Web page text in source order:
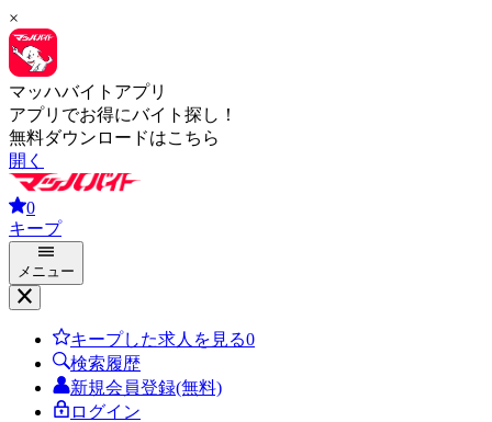
×
マッハバイトアプリ
アプリでお得にバイト探し！
無料ダウンロードはこちら
開く
0
キープ
メニュー
キープした求人を見る0
検索履歴
新規会員登録(無料)
ログイン